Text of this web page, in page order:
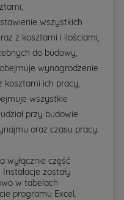
wszystkich
z kosztami i ilościami,
do budowy,
wynagrodzenie
kosztami ich pracy,
wszystkie
przy budowie
oraz czasu pracy.
wyłącznie część
zostały
w tabelach
programu Excel.